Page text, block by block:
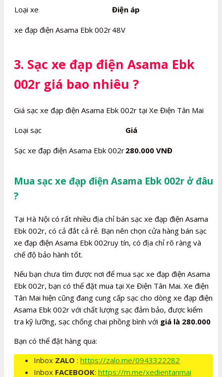
Loại xe Điện áp
xe đạp điện Asama Ebk 002r48V
3. Sạc xe đạp điện Asama Ebk
002r giá bao nhiêu ?
Giá sạc xe đạp điện Asama Ebk 002r tại Xe Điện Tân Mai
Loại sạc
Giá
Sạc xe đạp điện Asama Ebk 002r280.000 VNĐ
Mua sạc xe đạp điện Asama Ebk 002r ở đâu
?
Tại Hà Nội có rất nhiều địa chỉ bán sạc xe đạp điện Asama
Ebk 002r, có cả đắt cả rẻ. Bạn nên chọn cửa hàng bán sạc
xe đạp điện Asama Ebk 002ruy tín, có địa chỉ rõ ràng và
chế độ bảo hành tốt.
Nếu bạn chưa tìm được nơi để mua sạc xe đạp điện Asama
Ebk 002r, bạn có thể đặt mua tại Xe Điện Tân Mai. Xe điện
Tân Mai hiện cũng đang cung cấp sạc cho dòng xe đạp điện
Asama Ebk 002r với chất lượng sạc đảm bảo, được kiểm
tra kỹ lưỡng, sạc chống chai phồng bình với giá là 280.000
Bạn có thể đặt hàng qua:
Inbox ZALO : https://zalo.me/0943322282
Inbox FACEBOOK: https://m.me/xedientanmai